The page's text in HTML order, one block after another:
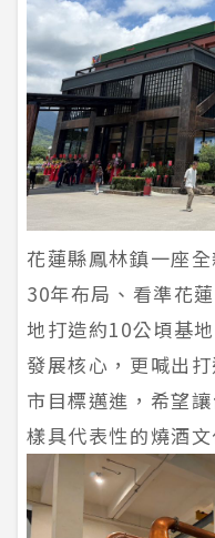
花蓮縣鳳林鎮一座
30年布局、看準花
地打造約10公頃基
發展核心，更喊出
市目標邁進，希望
樣具代表性的燒酒文